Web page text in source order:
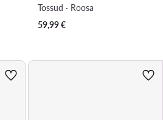
Tossud · Roosa
59,99€